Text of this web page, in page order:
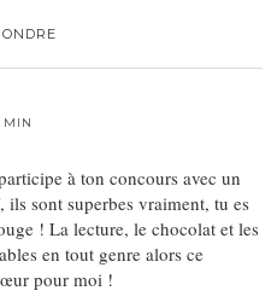
MIN
à ton concours avec un
sont superbes vraiment, tu es
! La lecture, le chocolat et les
en tout genre alors ce
pour moi !